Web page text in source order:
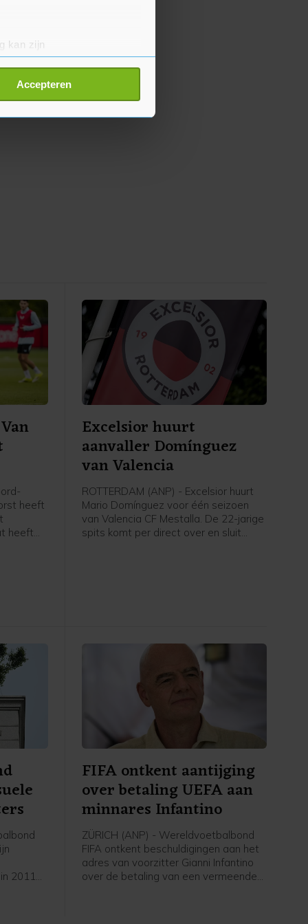
kan zijn
detailgedeelte
Accepteren
heeft
heeft
Excelsior huurt
aanvaller Domínguez
van Valencia
ROTTERDAM (ANP) - Excelsior huurt
Mario Domínguez voor één seizoen
van Valencia CF Mestalla. De 22-jarige
spits komt per direct over en sluit
2011
FIFA ontkent aantijging
over betaling UEFA aan
minnares Infantino
ZÜRICH (ANP) - Wereldvoetbalbond
FIFA ontkent beschuldigingen aan het
adres van voorzitter Gianni Infantino
over de betaling van een vermeende